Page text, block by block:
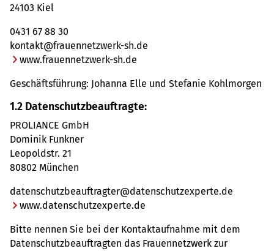
24103 Kiel
0431 67 88 30
kon­takt@​fra​uenn​etzw​erk-​sh.​de
www.​fra​uenn​etzw​erk-​sh.​de
Geschäfts­füh­rung: Johanna Elle und Ste­fa­nie Kohl­mor­gen
1.2 Daten­schutz­be­auf­tragte:
PRO­LI­ANCE GmbH
Domi­nik Funkner
Leo­pold­str. 21
80802 Mün­chen
daten­schutz­be­auf­trag­ter@​dat​ensc​hutz​expe​rte.​de
www.​dat​ensc​hutz​expe​rte.​de
Bitte nennen Sie bei der Kon­takt­auf­nahme mit dem
Daten­schutz­be­auf­trag­ten das Frau­en­netz­werk zur